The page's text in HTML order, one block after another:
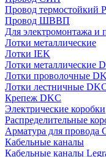
Провод термостойкий
Провод ШВВП
Для электромонтажа и
Лотки металлические
Лотки IEK
Лотки металлические
Лотки проволочные
Лотки лестничные
Крепеж DKC
Электрические коробки
Распределительные
Арматура для
Кабельные каналы
Кабельные каналы